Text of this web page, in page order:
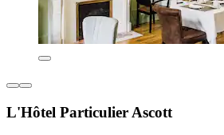
L'Hôtel Particulier Ascott